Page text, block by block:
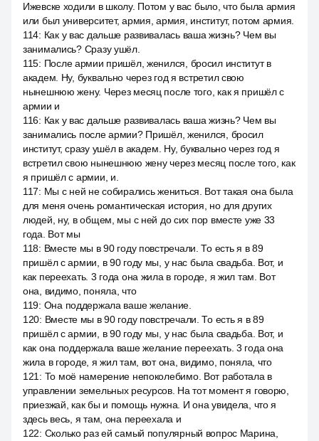
Ижевске ходили в школу. Потом у вас было, что была армия
или был университет, армия, армия, институт, потом армия.
114: Как у вас дальше развивалась ваша жизнь? Чем вы
занимались? Сразу ушёл.
115: После армии пришёл, женился, бросил институт в
академ. Ну, буквально через год я встретил свою
нынешнюю жену. Через месяц после того, как я пришёл с
армии и
116: Как у вас дальше развивалась ваша жизнь? Чем вы
занимались после армии? Пришёл, женился, бросил
институт, сразу ушёл в академ. Ну, буквально через год я
встретил свою нынешнюю жену через месяц после того, как
я пришёл с армии, и.
117: Мы с ней не собирались жениться. Вот такая она была
для меня очень романтическая история, но для других
людей, ну, в общем, мы с ней до сих пор вместе уже 33
года. Вот мы
118: Вместе мы в 90 году повстречали. То есть я в 89
пришёл с армии, в 90 году мы, у нас была свадьба. Вот, и
как переехать. 3 года она жила в городе, я жил там. Вот
она, видимо, поняла, что
119: Она поддержала ваше желание.
120: Вместе мы в 90 году повстречали. То есть я в 89
пришёл с армии, в 90 году мы, у нас была свадьба. Вот, и
как она поддержала ваше желание переехать. 3 года она
жила в городе, я жил там, вот она, видимо, поняла, что
121 : То моё намерение непоколебимо. Вот работала в
управлении земельных ресурсов. На тот момент я говорю,
приезжай, как бы и помощь нужна. И она увидела, что я
здесь весь, я там, она переехала и
122: Сколько раз ей самый популярный вопрос Марина,